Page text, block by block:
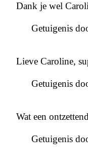
Dank je wel
Getuigenis
Lieve Caroline,
Getuigenis
Wat een
Getuigenis